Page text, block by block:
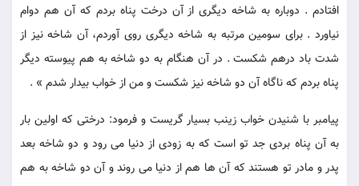
افتادم . دوباره به شاخه دیگری از آن درخت پناه بردم که آن هم دوام
نیاورد . برای سومین مرتبه به شاخه دیگری روی آوردم، آن شاخه نیز از
شدت باد درهم شکست . در آن هنگام به دو شاخه به هم پیوسته دیگر
پناه بردم که ناگاه آن دو شاخه نیز شکست و من از خواب بیدار شدم » .
پیامبر با شنیدن خواب زینب بسیار گریست و فرمود: درختی که اولین بار
به آن پناه بردی جد تو است که به زودی از دنیا می رود و دو شاخه بعد
پدر و مادر تو هستند که آن ها هم از دنیا می روند و آن دو شاخه به هم